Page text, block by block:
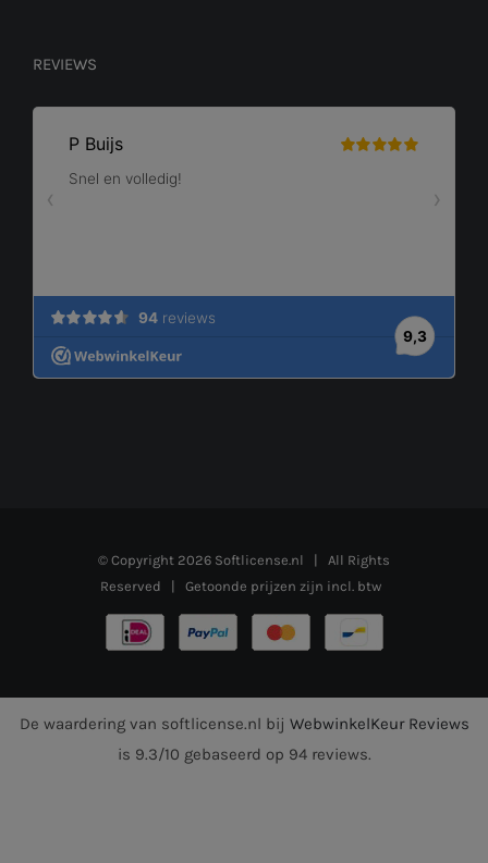
REVIEWS
© Copyright 2026 Softlicense.nl | All Rights
Reserved | Getoonde prijzen zijn incl. btw
De waardering van softlicense.nl bij WebwinkelKeur Reviews
is 9.3/10 gebaseerd op 94 reviews.